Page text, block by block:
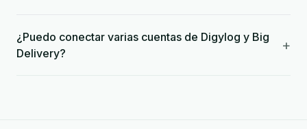
¿Puedo conectar varias cuentas de Digylog y Big
Delivery?
+